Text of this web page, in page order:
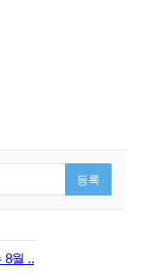
등록
8월 ..